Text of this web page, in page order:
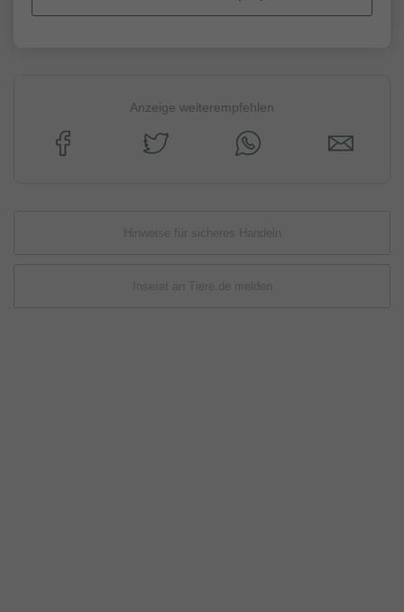
Anzeige weiterempfehlen
Hinweise für sicheres Handeln
Inserat an Tiere.de melden